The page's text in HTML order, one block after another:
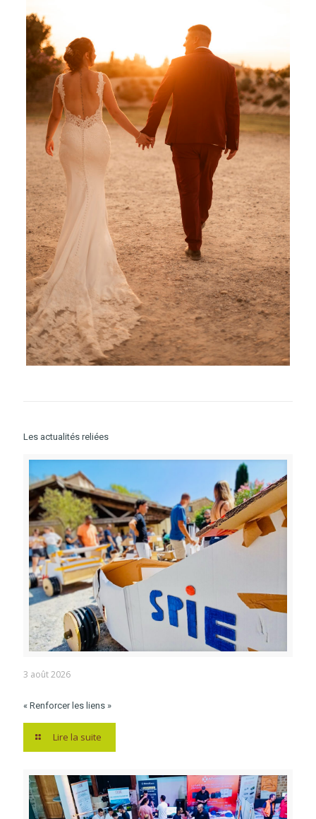
Les actualités reliées
3 août 2026
« Renforcer les liens »
Lire la suite